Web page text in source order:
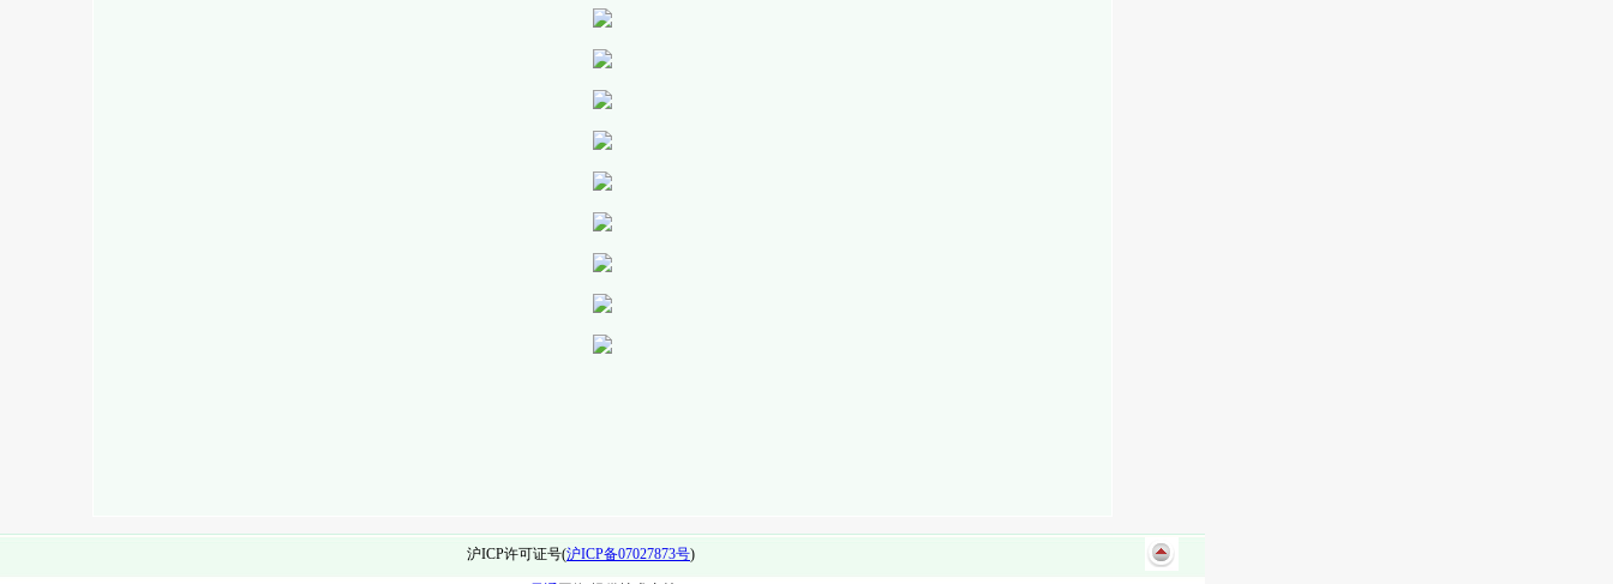
沪ICP许可证号(沪ICP备07027873号)